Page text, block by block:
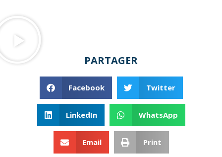
PARTAGER
Facebook Twitter
LinkedIn WhatsApp
Email Print